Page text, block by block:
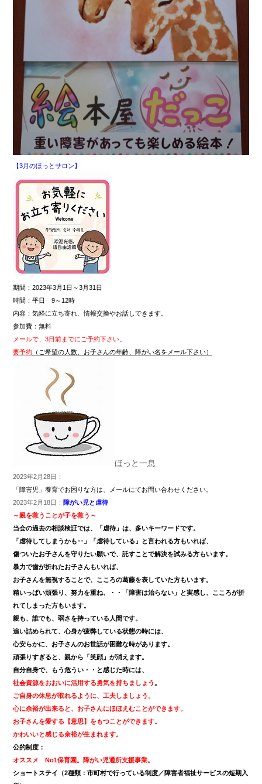
【3月のほっとサロン】
期間：2023年3月1日～3月31日
時間：平日 9～12時
内容：気軽に立ち寄れ、情報交換やお話しできます。
参加費：無料
メールで、3日前までにご予約下さい。
要予約（ご希望の人数、お子さんの年齢、障がい名をメール下さい）
ほっと一息
2023年2月28日：
「障害児」養育でお困りな方は、メールにてお問い合わせください。
2023年2月18日： 障がい児と虐待
～親を救うことが子を救う～
当会の過去の相談検証では、「虐待」は、多いキーワードです。
「虐待してしまうかも‥」「虐待している」と言われる方もいれば、
傷ついたお子さんを守りたい願いで、託すことで解決を試みる方もいます。
暴力で歯が折れたお子さんもいれば、
お子さんを無視することで、こころの葛藤を表していた方もいます。
精いっぱい頑張り、努力を重ね、・・「障害は治らない」と実感し、こころが折
れてしまった方もいます。
親も、誰でも、弱さを持っている人間です。
追い詰められて、心身が疲弊している状態の時には、
心安らかに、お子さんのお世話が困難な時があります。
頑張りすぎると、親から「笑顔」が消えます。
自分自身で、もう危うい・・と感じた時には、
社会資源をおおいに活用する勇気を持ちましょう 。
ご自身の休息が取れるように、工夫しましょう。
心に余裕が出来ると、お子さんにほほえむことができます。
お子さんを愛する【意思】をもつことができます。
かわいいと感じる余裕が生まれます。
公的制度：
オススメ
No1保育園。障がい児通所支援事業。
ショートステイ（2種類：市町村で行っている制度／障害者福祉サービスの短期入